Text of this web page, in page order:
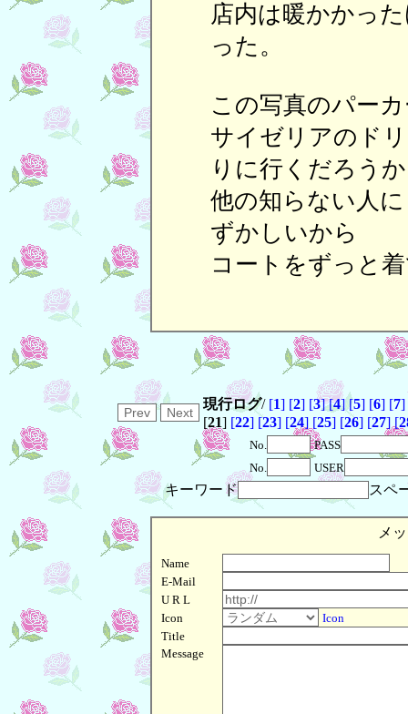
店内は暖かかっ
った。
この写真のパー
サイゼリアのド
りに行くだろう
他の知らない人
ずかしいから
コートをずっと
現行ログ/ [1] [2] [3] [4] [5] [6] [7]
[21] [22] [23] [24] [25] [26] [27] [
No.
PASS
No.
USER
キーワード スペ
メ
Name
E-Mail
U R L
Icon
Icon
Title
Message